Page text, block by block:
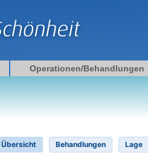
Operationen/Behandlungen
Übersicht Behandlungen Lage